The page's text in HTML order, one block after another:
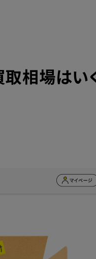
相場はい